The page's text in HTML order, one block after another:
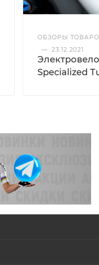
ОБЗОРЫ
— 23.12.2021
Specialized